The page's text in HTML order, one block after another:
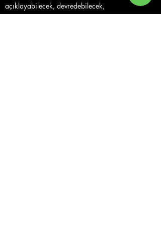
açıklayabilecek, devredebilecek,